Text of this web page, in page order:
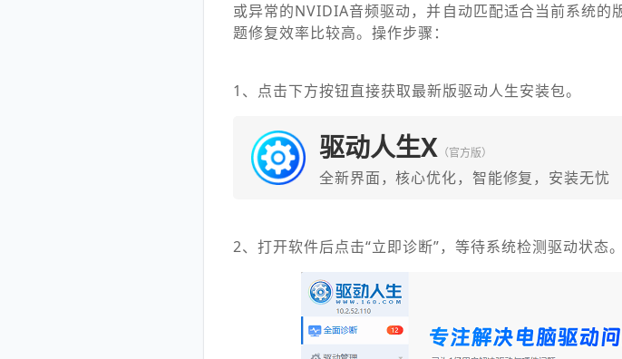
或异常的NVIDIA音频驱动，并自动匹配适合当前系统的
题修复效率比较高。操作步骤：
1、点击下方按钮直接获取最新版驱动人生安装包。
驱动人生X （官方版）
全新界面，核心优化，智能修复，安装无忧
2、打开软件后点击“立即诊断”，等待系统检测驱动状态。